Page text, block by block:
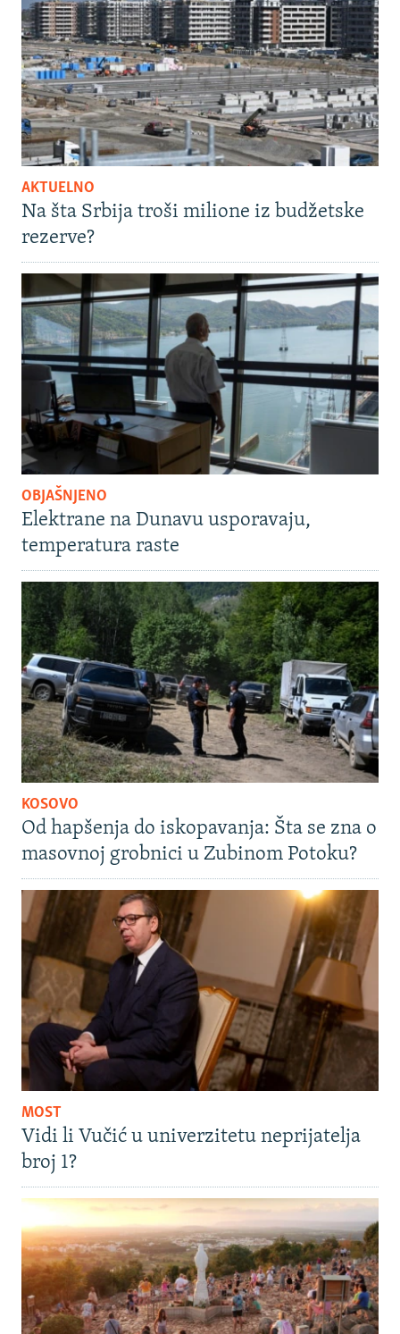
AKTUELNO
Na šta Srbija troši milione iz budžetske
rezerve?
OBJAŠNJENO
Elektrane na Dunavu usporavaju,
temperatura raste
KOSOVO
Od hapšenja do iskopavanja: Šta se zna o
masovnoj grobnici u Zubinom Potoku?
MOST
Vidi li Vučić u univerzitetu neprijatelja
broj 1?